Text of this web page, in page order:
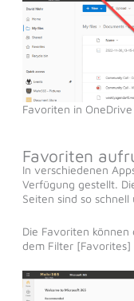
Favoriten in OneDrive
Favoriten
In verschiedenen
Verfügung gestellt.
Seiten sind so
Die Favoriten
dem Filter